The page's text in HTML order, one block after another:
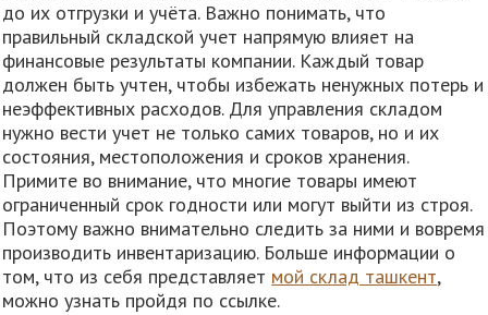
до их отгрузки и учёта. Важно понимать, что
правильный складской учет напрямую влияет на
финансовые результаты компании. Каждый товар
должен быть учтен, чтобы избежать ненужных потерь и
неэффективных расходов. Для управления складом
нужно вести учет не только самих товаров, но и их
состояния, местоположения и сроков хранения.
Примите во внимание, что многие товары имеют
ограниченный срок годности или могут выйти из строя.
Поэтому важно внимательно следить за ними и вовремя
производить инвентаризацию. Больше информации о
том, что из себя представляет мой склад ташкент,
можно узнать пройдя по ссылке.